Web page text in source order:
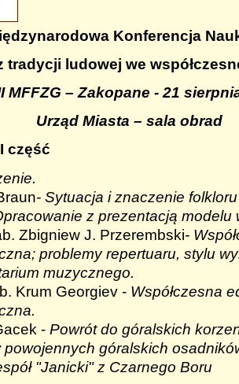
Konferencja
tradycji ludowej we
MFFZG – Zakopane - 21
Urząd Miasta – sala obrad
I część
- Sytuacja i znaczenie
z prezentacją modelu
Zbigniew J. Przerembski-
problemy repertuaru, stylu
muzycznego.
Krum Georgiev - Współczesna
- Powrót do góralskich
powojennych góralskich
"Janicki" z Czarnego Boru